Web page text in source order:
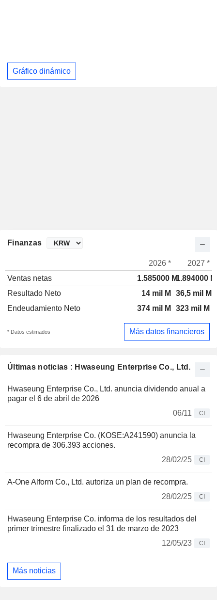
Gráfico dinámico
Últimas noticias : Hwaseung Enterprise Co., Ltd.
Hwaseung Enterprise Co., Ltd. anuncia dividendo anual a
pagar el 6 de abril de 2026
06/11
CI
Hwaseung Enterprise Co. (KOSE:A241590) anuncia la
recompra de 306.393 acciones.
28/02/25
CI
A-One Alform Co., Ltd. autoriza un plan de recompra.
28/02/25
CI
Hwaseung Enterprise Co. informa de los resultados del
primer trimestre finalizado el 31 de marzo de 2023
12/05/23
CI
Más noticias
Finanzas
2026 *
2027 *
Ventas netas
1.585000 M1.894000 M
Resultado Neto
14 mil M
36,5 mil M
Endeudamiento Neto
374 mil M 323 mil M
* Datos estimados Más datos financieros